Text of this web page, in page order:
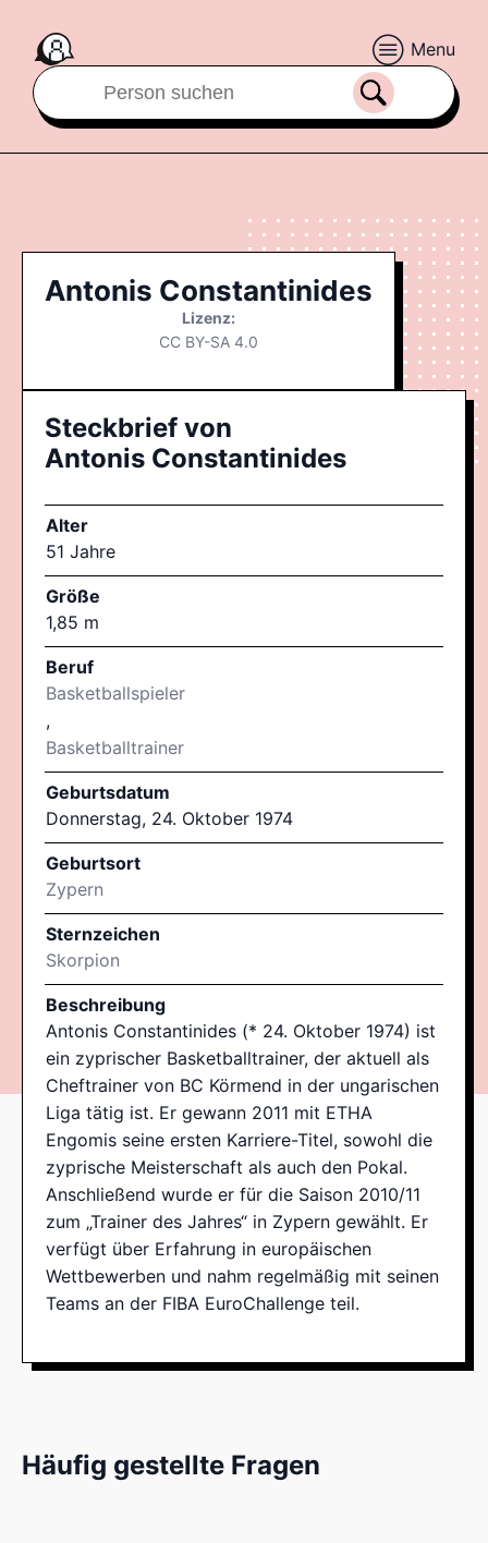
Menu
Antonis Constantinides
Lizenz:
CC BY-SA 4.0
Steckbrief von
Antonis Constantinides
Alter
51 Jahre
Größe
1,85 m
Beruf
Basketballspieler
,
Basketballtrainer
Geburtsdatum
Donnerstag, 24. Oktober 1974
Geburtsort
Zypern
Sternzeichen
Skorpion
Beschreibung
Antonis Constantinides (* 24. Oktober 1974) ist
ein zyprischer Basketballtrainer, der aktuell als
Cheftrainer von BC Körmend in der ungarischen
Liga tätig ist. Er gewann 2011 mit ETHA
Engomis seine ersten Karriere-Titel, sowohl die
zyprische Meisterschaft als auch den Pokal.
Anschließend wurde er für die Saison 2010/11
zum „Trainer des Jahres“ in Zypern gewählt. Er
verfügt über Erfahrung in europäischen
Wettbewerben und nahm regelmäßig mit seinen
Teams an der FIBA EuroChallenge teil.
Häufig gestellte Fragen